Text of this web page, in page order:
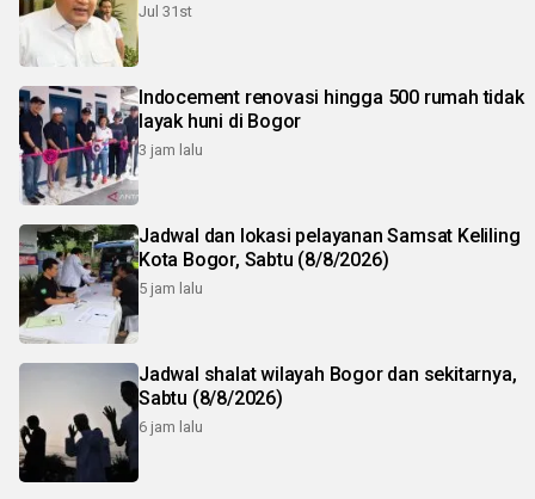
Jul 31st
Indocement renovasi hingga 500 rumah tidak
layak huni di Bogor
3 jam lalu
Jadwal dan lokasi pelayanan Samsat Keliling
Kota Bogor, Sabtu (8/8/2026)
5 jam lalu
Jadwal shalat wilayah Bogor dan sekitarnya,
Sabtu (8/8/2026)
6 jam lalu